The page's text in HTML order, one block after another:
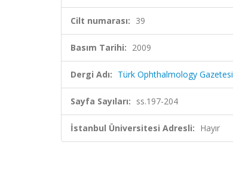
Cilt numarası: 39
Basım Tarihi: 2009
Dergi Adı: Türk Ophthalmology Gazetesi
Sayfa Sayıları: ss.197-204
İstanbul Üniversitesi Adresli: Hayır